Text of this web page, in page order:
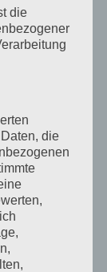
die
die